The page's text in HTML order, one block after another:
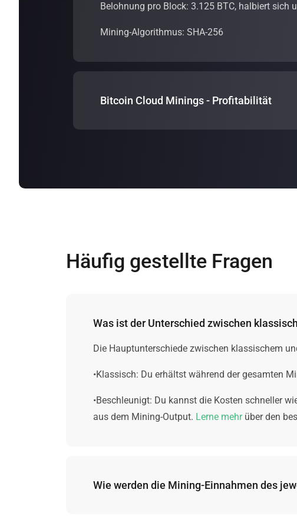
Belohnung pro Block: 3.125 BTC, halbiert sich
Mining-Algorithmus: SHA-256
Bitcoin Cloud Minings - Profitabilität
Häufig gestellte Fragen
Was ist der Unterschied zwischen
Die Hauptunterschiede zwischen klassischem
•Klassisch: Du erhältst während der gesamten
•Beschleunigt: Du kannst die Kosten schneller
aus dem Mining-Output. Lerne mehrüber den
Wie werden die Mining-Einnahmen des